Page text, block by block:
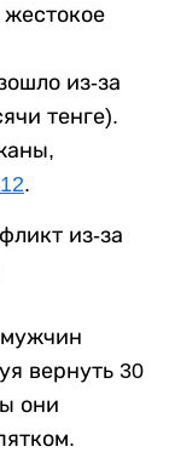
из-за
тенге).
.
из-за
вернуть 30
они